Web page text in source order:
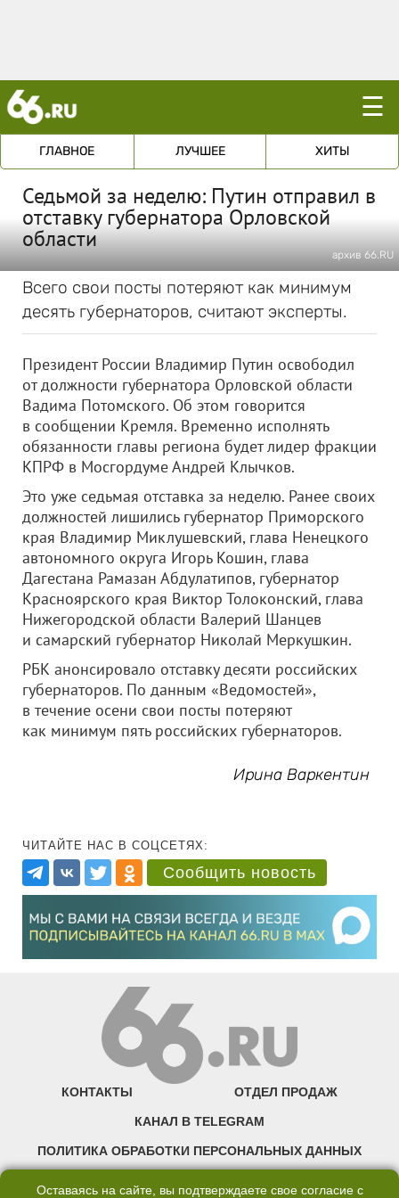
☰
ГЛАВНОЕ ЛУЧШЕЕ ХИТЫ
Седьмой за неделю: Путин отправил в
отставку губернатора Орловской
области
архив 66.RU
Всего свои посты потеряют как минимум
десять губернаторов, считают эксперты.
Президент России Владимир Путин освободил
от должности губернатора Орловской области
Вадима Потомского. Об этом говорится
в сообщении Кремля. Временно исполнять
обязанности главы региона будет лидер фракции
КПРФ в Мосгордуме Андрей Клычков.
Это уже седьмая отставка за неделю. Ранее своих
должностей лишились губернатор Приморского
края Владимир Миклушевский, глава Ненецкого
автономного округа Игорь Кошин, глава
Дагестана Рамазан Абдулатипов, губернатор
Красноярского края Виктор Толоконский, глава
Нижегородской области Валерий Шанцев
и самарский губернатор Николай Меркушкин.
РБК анонсировало отставку десяти российских
губернаторов. По данным «Ведомостей»,
в течение осени свои посты потеряют
как минимум пять российских губернаторов.
Ирина Варкентин
ЧИТАЙТЕ НАС В СОЦСЕТЯХ:
Сообщить новость
КОНТАКТЫ ОТДЕЛ ПРОДАЖ
КАНАЛ В TELEGRAM
ПОЛИТИКА ОБРАБОТКИ ПЕРСОНАЛЬНЫХ ДАННЫХ
Оставаясь на сайте, вы подтверждаете свое согласие с